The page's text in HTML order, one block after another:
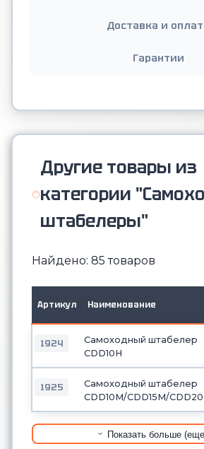
Доставка и
Гарантии
Другие товары из
категории
штабелеры"
Найдено: 85 товаров
Артикул Наименование
1924
Самоходный штабелер
CDD10H
1925
Самоходный штабелер
CDD10М/CDD15М/
Показать больше